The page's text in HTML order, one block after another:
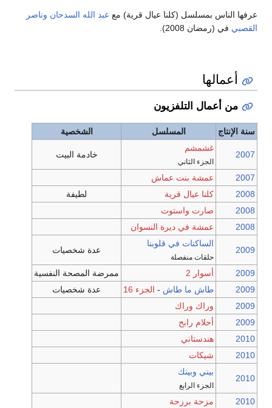
عرفها الناس بمسلسل (كلنا عيال قرية) مع عبد الله السدحان وناصر
القصبي في (رمضان 2008).
أعمالها
من أعمال التلفزيون
سنة الإنتاج المسلسل الشخصية
2007
غشمشم
الجزء الثاني
خادمة البيت
2007
عمشة بنت عماش
2008
كلنا عيال قرية
لطيفة
2008
صارت واستوت
2008
عمشة في ديرة النسوان
2009
الساكنات في قلوبنا
حلقات منفصلة
عدة شخصيات
2009 أسوار 2
ممرضة المصحة النفسية
2009
طاش ما طاش - الجزء 16
عدة شخصيات
2009
وراك وراك
2009
أحلام رابح
2010
هندستاني
2010
شيكات
2010
بيني وبينك
الجزء الرابع
2010
مزحة برزحة